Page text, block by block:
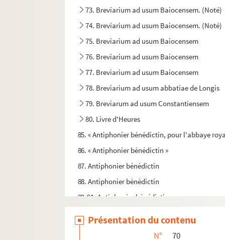
73. Breviarium ad usum Baiocensem. (Noté)
74. Breviarium ad usum Baiocensem. (Noté)
75. Breviarium ad usum Baiocensem
76. Breviarium ad usum Baiocensem
77. Breviarium ad usum Baiocensem
78. Breviarium ad usum abbatiae de Longis
79. Breviarum ad usum Constantiensem
80. Livre d'Heures
85. « Antiphonier bénédictin, pour l'abbaye
86. « Antiphonier bénédictin »
87. Antiphonier bénédictin
88. Antiphonier bénédictin
89-91. Antiphonier bénédictin
Présentation du contenu
N°
70